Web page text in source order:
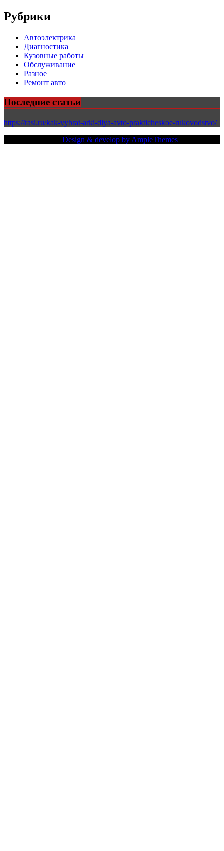
Рубрики
Автоэлектрика
Диагностика
Кузовные работы
Обслуживание
Разное
Ремонт авто
Последние статьи
https://rasi.ru/kak-vybrat-arki-dlya-avto-prakticheskoe-rukovodstvo/
Design & develop by AmpleThemes